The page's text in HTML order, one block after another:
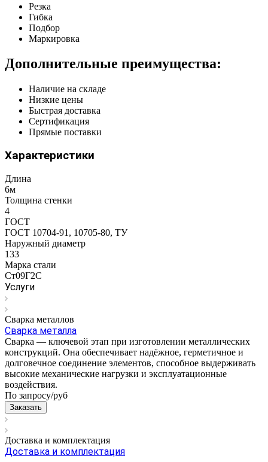
Резка
Гибка
Подбор
Маркировка
Дополнительные преимущества:
Наличие на складе
Низкие цены
Быстрая доставка
Сертификация
Прямые поставки
Характеристики
Длина
6м
Толщина стенки
4
ГОСТ
ГОСТ 10704-91, 10705-80, ТУ
Наружный диаметр
133
Марка стали
Ст09Г2С
Услуги
Сварка металлов
Сварка металла
Сварка — ключевой этап при изготовлении металлических
конструкций. Она обеспечивает надёжное, герметичное и
долговечное соединение элементов, способное выдерживать
высокие механические нагрузки и эксплуатационные
воздействия.
По запросу/руб
Заказать
Доставка и комплектация
Доставка и комплектация